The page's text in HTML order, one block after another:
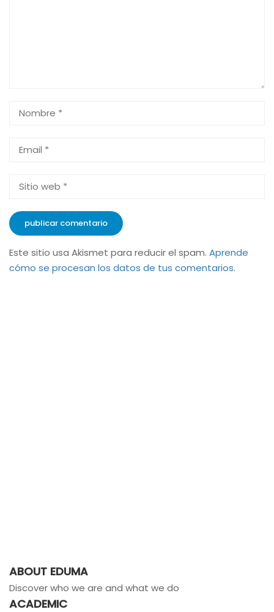
Este sitio usa Akismet para reducir el spam. Aprende
cómo se procesan los datos de tus comentarios.
ABOUT EDUMA
Discover who we are and what we do
ACADEMIC